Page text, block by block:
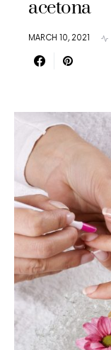
acetona
MARCH 10, 2021